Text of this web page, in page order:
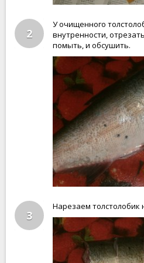
2
У очищенного
внутренности,
помыть, и обсушить.
3
Нарезаем толстолобик